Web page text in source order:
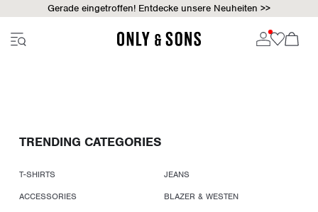
Gerade eingetroffen! Entdecke unsere Neuheiten >>
TRENDING CATEGORIES
T-SHIRTS
JEANS
ACCESSORIES
BLAZER & WESTEN